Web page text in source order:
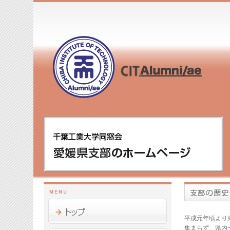
平成元年頃より
集まらず、県内